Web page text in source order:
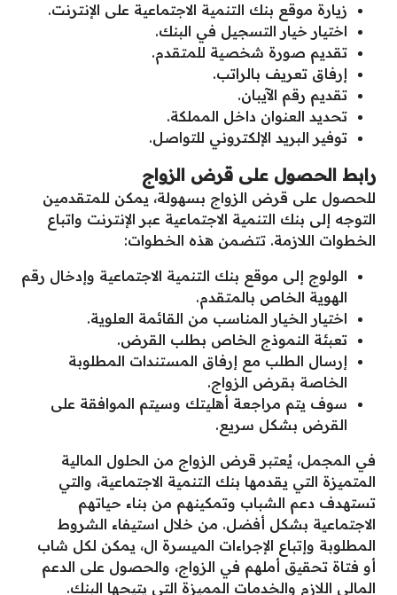
زيارة موقع بنك التنمية الاجتماعية على الإنترنت.
اختيار خيار التسجيل في البنك.
تقديم صورة شخصية للمتقدم.
إرفاق تعريف بالراتب.
تقديم رقم الآيبان.
تحديد العنوان داخل المملكة.
توفير البريد الإلكتروني للتواصل.
رابط الحصول على قرض الزواج
للحصول على قرض الزواج بسهولة، يمكن للمتقدمين
التوجه إلى بنك التنمية الاجتماعية عبر الإنترنت واتباع
الخطوات اللازمة. تتضمن هذه الخطوات:
الولوج إلى موقع بنك التنمية الاجتماعية وإدخال رقم
الهوية الخاص بالمتقدم.
اختيار الخيار المناسب من القائمة العلوية.
تعبئة النموذج الخاص بطلب القرض.
إرسال الطلب مع إرفاق المستندات المطلوبة
الخاصة بقرض الزواج.
سوف يتم مراجعة أهليتك وسيتم الموافقة على
القرض بشكل سريع.
في المجمل، يُعتبر قرض الزواج من الحلول المالية
المتميزة التي يقدمها بنك التنمية الاجتماعية، والتي
تستهدف دعم الشباب وتمكينهم من بناء حياتهم
الاجتماعية بشكل أفضل. من خلال استيفاء الشروط
المطلوبة وإتباع الإجراءات الميسرة ال، يمكن لكل شاب
أو فتاة تحقيق أملهم في الزواج، والحصول على الدعم
المالي اللازم والخدمات المميزة التي يتيحها البنك.